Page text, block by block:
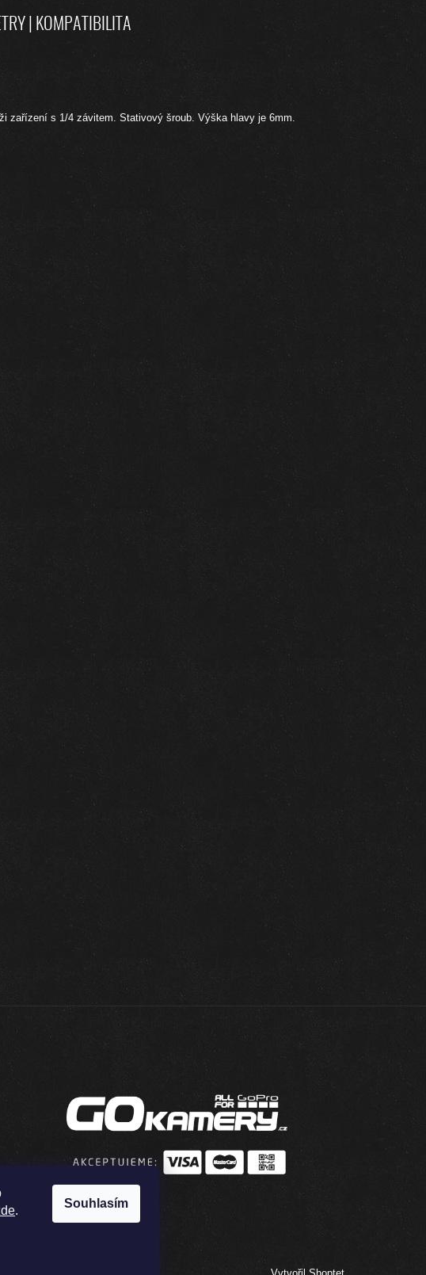
.
Souhlasím
| KOMPATIBILITA
zařízení s 1/4 závitem. Stativový šroub. Výška hlavy je 6mm.